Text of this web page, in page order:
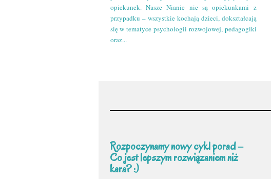
opiekunek. Nasze Nianie nie są opiekunkami z
przypadku – wszystkie kochają dzieci, dokształcają
się w tematyce psychologii rozwojowej, pedagogiki
oraz...
Rozpoczynamy nowy cykl porad –
Co jest lepszym rozwiązaniem niż
kara? :)